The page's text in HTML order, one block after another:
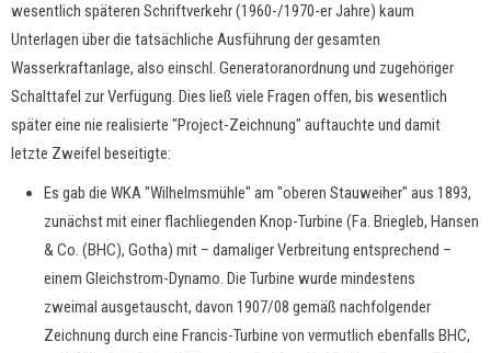
wesentlich späteren Schriftverkehr (1960-/1970-er Jahre) kaum
Unterlagen über die tatsächliche Ausführung der gesamten
Wasserkraftanlage, also einschl. Generatoranordnung und zugehöriger
Schalttafel zur Verfügung. Dies ließ viele Fragen offen, bis wesentlich
später eine nie realisierte "Project-Zeichnung" auftauchte und damit
letzte Zweifel beseitigte:
Es gab die WKA "Wilhelmsmühle" am "oberen Stauweiher" aus 1893,
zunächst mit einer flachliegenden Knop-Turbine (Fa. Briegleb, Hansen
& Co. (BHC), Gotha) mit – damaliger Verbreitung entsprechend –
einem Gleichstrom-Dynamo. Die Turbine wurde mindestens
zweimal ausgetauscht, davon 1907/08 gemäß nachfolgender
Zeichnung durch eine Francis-Turbine von vermutlich ebenfalls BHC,